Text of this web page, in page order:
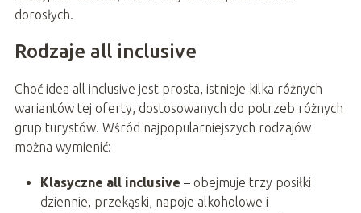
dorosłych.
Rodzaje all inclusive
Choć idea all inclusive jest prosta, istnieje kilka różnych
wariantów tej oferty, dostosowanych do potrzeb różnych
grup turystów. Wśród najpopularniejszych rodzajów
można wymienić:
Klasyczne all inclusive – obejmuje trzy posiłki
dziennie, przekąski, napoje alkoholowe i